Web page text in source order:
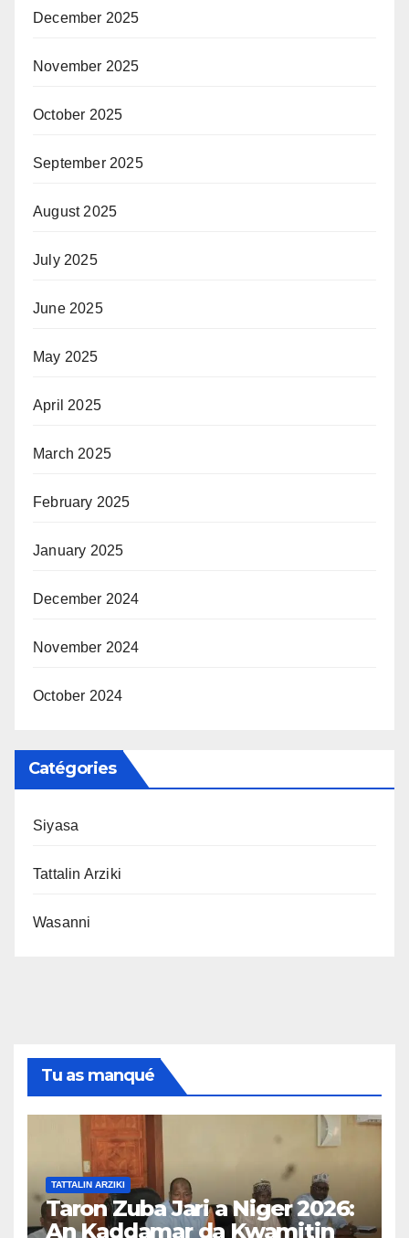
December 2025
November 2025
October 2025
September 2025
August 2025
July 2025
June 2025
May 2025
April 2025
March 2025
February 2025
January 2025
December 2024
November 2024
October 2024
Catégories
Siyasa
Tattalin Arziki
Wasanni
Tu as manqué
TATTALIN ARZIKI
Taron Zuba Jari a Niger 2026:
An Kaddamar da Kwamitin